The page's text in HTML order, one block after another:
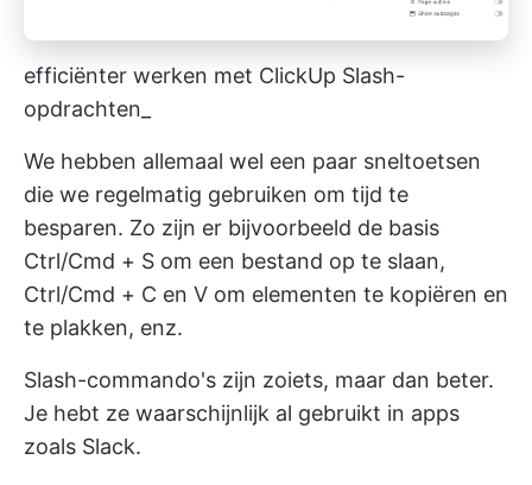
efficiënter werken met ClickUp Slash-
opdrachten_
We hebben allemaal wel een paar sneltoetsen
die we regelmatig gebruiken om tijd te
besparen. Zo zijn er bijvoorbeeld de basis
Ctrl/Cmd + S om een bestand op te slaan,
Ctrl/Cmd + C en V om elementen te kopiëren en
te plakken, enz.
Slash-commando's zijn zoiets, maar dan beter.
Je hebt ze waarschijnlijk al gebruikt in apps
zoals Slack.